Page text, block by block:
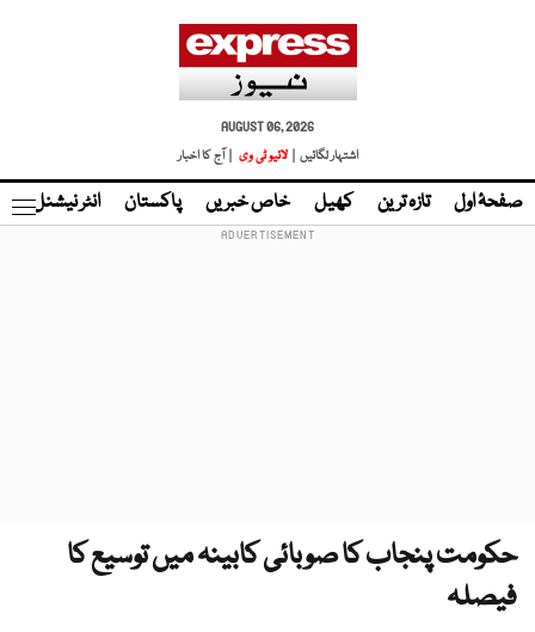
AUGUST 06, 2026
اشتہار لگائیں |
لائیو ٹی وی | آج کا اخبار
صفحۂ اول تازہ ترین کھیل خاص خبریں پاکستان انٹر نیشنل
حکومت پنجاب کا صوبائی کابینہ میں توسیع کا
فیصلہ